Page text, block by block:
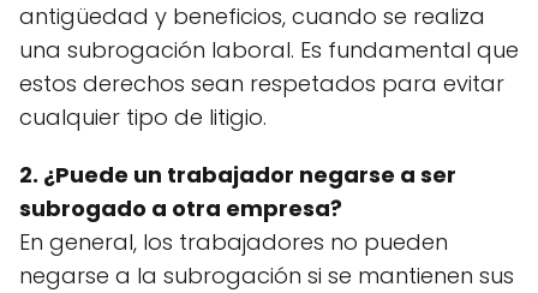
antigüedad y beneficios, cuando se realiza
una subrogación laboral. Es fundamental que
estos derechos sean respetados para evitar
cualquier tipo de litigio.
2. ¿Puede un trabajador negarse a ser
subrogado a otra empresa?
En general, los trabajadores no pueden
negarse a la subrogación si se mantienen sus